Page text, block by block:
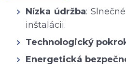
Nízka údržba:
inštalácii.
Technologický
Energetická